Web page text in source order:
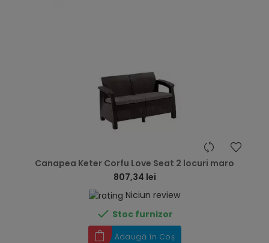
Canapea Keter Corfu Love Seat 2 locuri maro
807,34 lei
Niciun review
 Stoc furnizor
Adaugă în Coș